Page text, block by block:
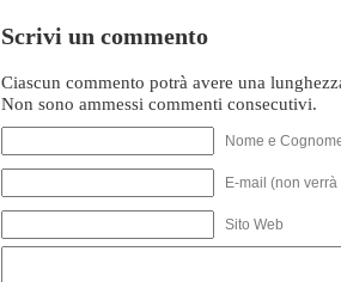
Scrivi un commento
Ciascun commento potrà avere una
Non sono ammessi commenti consecutivi.
Nome e
E-mail (non
Sito Web